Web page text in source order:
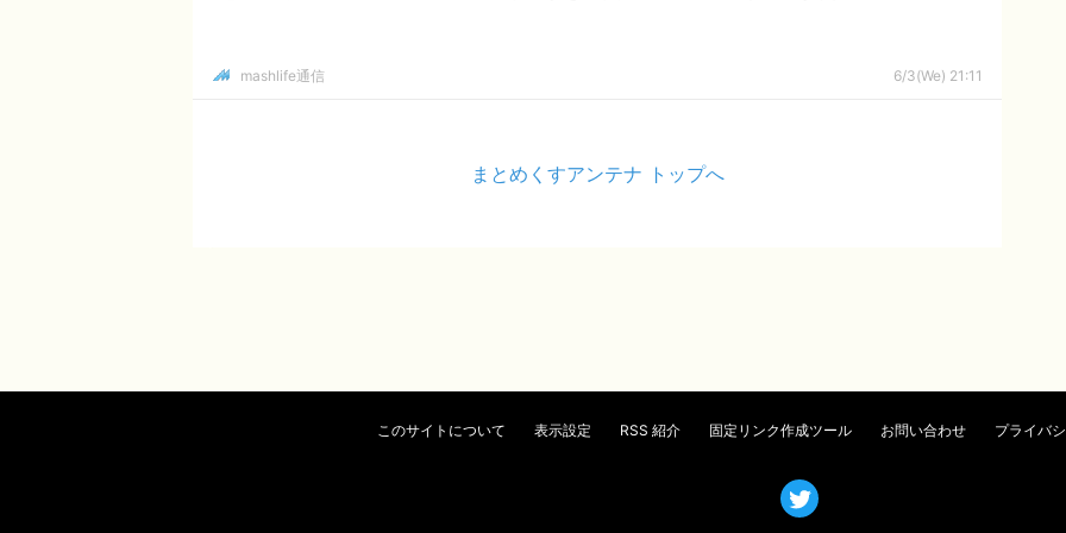
mashlife通信 6/3(We) 21:11
まとめくすアンテナ トップへ
このサイトについて 表示設定 RSS 紹介 固定リンク作成ツール お問い合わせ プライバ